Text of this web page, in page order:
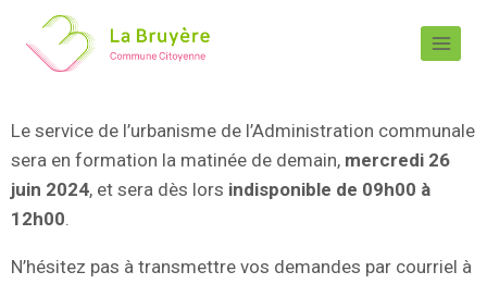
Le service de l’urbanisme de l’Administration communale
sera en formation la matinée de demain, mercredi 26
juin 2024, et sera dès lors indisponible de 09h00 à
12h00.
N’hésitez pas à transmettre vos demandes par courriel à